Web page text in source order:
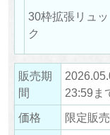
30枠拡張リュッ
ク
販売期
間
23:59ま
価格
限定販